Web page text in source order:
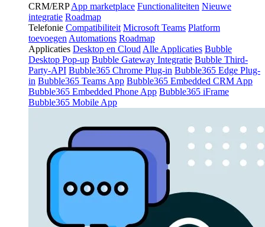
CRM/ERP App marketplace Functionaliteiten Nieuwe
integratie Roadmap
Telefonie Compatibiliteit Microsoft Teams Platform
toevoegen Automations Roadmap
Applicaties Desktop en Cloud Alle Applicaties Bubble
Desktop Pop-up Bubble Gateway Integratie Bubble Third-
Party-API Bubble365 Chrome Plug-in Bubble365 Edge Plug-
in Bubble365 Teams App Bubble365 Embedded CRM App
Bubble365 Embedded Phone App Bubble365 iFrame
Bubble365 Mobile App